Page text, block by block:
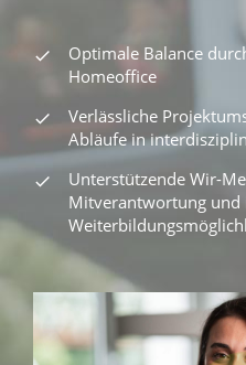
Optimale Balance
Homeoffice
Verlässliche
Abläufe in
Unterstützende Wir-
Mitverantwortung und